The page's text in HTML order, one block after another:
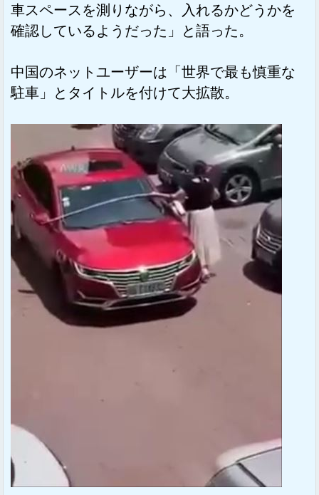
車スペースを測りながら、入れるかどうかを
確認しているようだった」と語った。
中国のネットユーザーは「世界で最も慎重な
駐車」とタイトルを付けて大拡散。